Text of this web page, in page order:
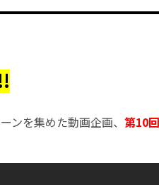
ンを集めた動画企画、 第10回